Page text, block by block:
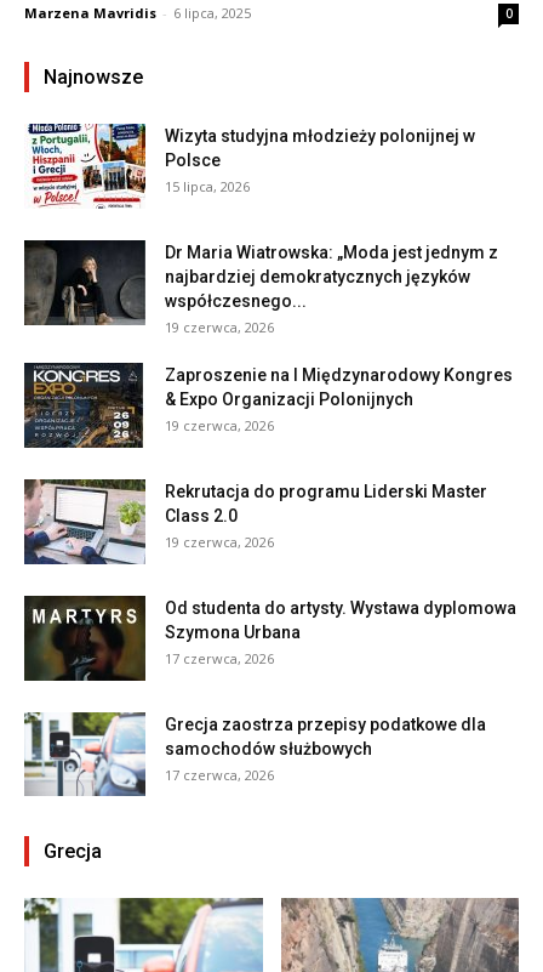
Marzena Mavridis - 6 lipca, 2025 0
Najnowsze
Wizyta studyjna młodzieży polonijnej w
Polsce
15 lipca, 2026
Dr Maria Wiatrowska: „Moda jest jednym z
najbardziej demokratycznych języków
współczesnego...
19 czerwca, 2026
Zaproszenie na I Międzynarodowy Kongres
& Expo Organizacji Polonijnych
19 czerwca, 2026
Rekrutacja do programu Liderski Master
Class 2.0
19 czerwca, 2026
Od studenta do artysty. Wystawa dyplomowa
Szymona Urbana
17 czerwca, 2026
Grecja zaostrza przepisy podatkowe dla
samochodów służbowych
17 czerwca, 2026
Grecja